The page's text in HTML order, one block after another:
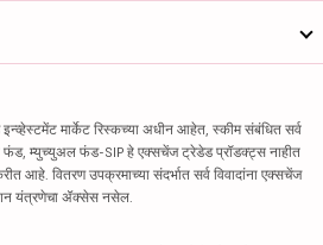
मार्केट रिस्कच्या अधीन आहेत, स्कीम संबंधित सर्व
फंड, म्युच्युअल फंड-SIP हे एक्सचेंज ट्रेडेड प्रॉडक्ट्स नाहीत
आहे. वितरण उपक्रमाच्या संदर्भात सर्व विवादांना एक्सचेंज
यंत्रणेचा ॲक्सेस नसेल.